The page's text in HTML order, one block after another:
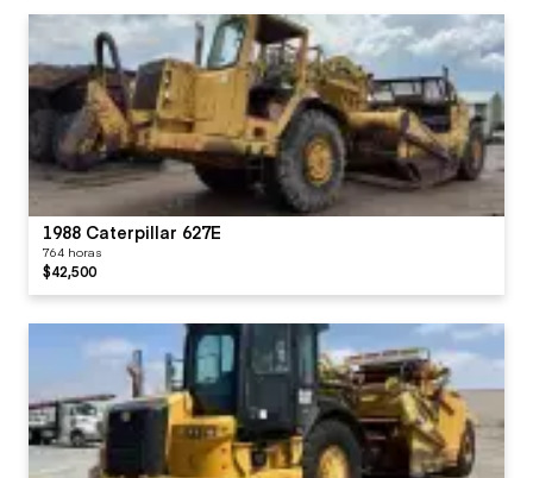
1988 Caterpillar 627E
764 horas
$42,500